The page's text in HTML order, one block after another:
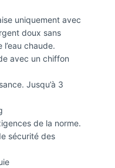
uniquement avec
doux sans
chaude.
avec un chiffon
Jusqu’à 3
de la norme.
sécurité des